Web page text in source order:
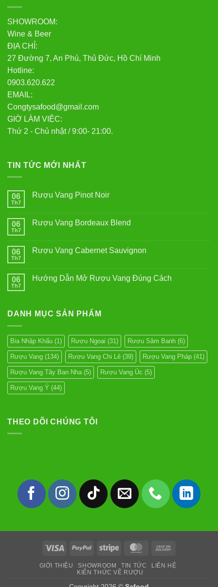
SHOWROOM:
Wine & Beer
ĐỊA CHỈ:
27 Đường 7, An Phú, Thủ Đức, Hồ Chí Minh
Hotline:
0903.620.622
EMAIL:
Congtysafood@gmail.com
GIỜ LÀM VIỆC:
Thứ 2 - Chủ nhật / 9:00- 21:00.
TIN TỨC MỚI NHẤT
06
Th7
Rượu Vang Pinot Noir
luận
Pinot
06
Th7
Rượu Vang Bordeaux Blend
luận
Bordeaux
06
Th7
Rượu Vang Cabernet Sauvignon
luận
Sauvignon
06
Th7
Hướng Dẫn Mở Rượu Vang Đúng Cách
Hướng
Rượu
Vang
Đúng
Cách
DANH MỤC SẢN PHẨM
Bia Nhập Khẩu (1) Rượu Ngoại (31) Rượu Sâm Banh (6)
Rượu Vang (134) Rượu Vang Chi Lê (39) Rượu Vang Pháp (41)
Rượu Vang Tây Ban Nha (5) Rượu Vang Úc (5)
Rượu Vang Ý (44)
THEO DÕI CHÚNG TÔI
Visa PayPal Stripe MasterCard
Delivery
GIỚI THIỆU SHOWROOM TIN TỨC
LIÊN HỆ
KIẾN THỨC VỀ RƯỢU